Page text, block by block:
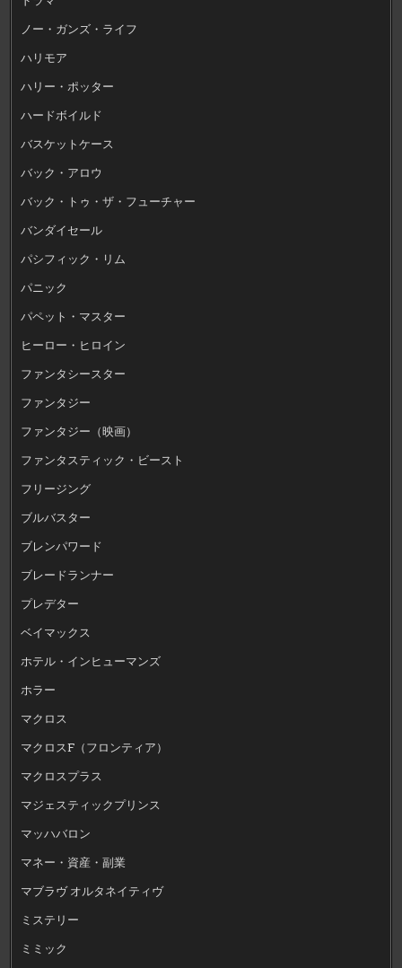
ノー・ガンズ・ライフ
ハリモア
ハリー・ポッター
ハードボイルド
バスケットケース
バック・アロウ
バック・トゥ・ザ・フューチャー
バンダイセール
パシフィック・リム
パニック
パペット・マスター
ヒーロー・ヒロイン
ファンタシースター
ファンタジー
ファンタジー（映画）
ファンタスティック・ビースト
フリージング
ブルバスター
ブレンパワード
ブレードランナー
プレデター
ベイマックス
ホテル・インヒューマンズ
ホラー
マクロス
マクロスF（フロンティア）
マクロスプラス
マジェスティックプリンス
マッハバロン
マネー・資産・副業
マブラヴ オルタネイティヴ
ミステリー
ミミック